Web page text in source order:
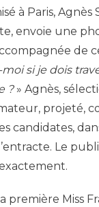
à Paris,
envoie une
de
si je dois
?» Agnès,
projeté,
candidates,
Le
première Miss